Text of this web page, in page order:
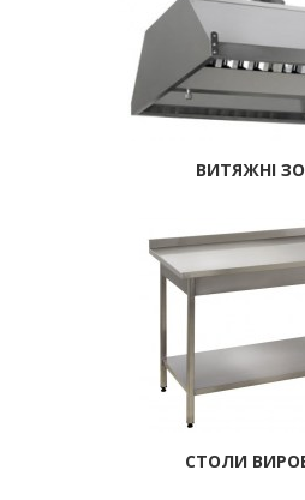
ВИТЯЖНІ
СТОЛИ